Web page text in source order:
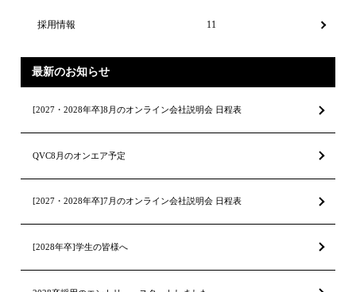
採用情報 11
最新のお知らせ
[2027・2028年卒]8月のオンライン会社説明会 日程表
QVC8月のオンエア予定
[2027・2028年卒]7月のオンライン会社説明会 日程表
[2028年卒]学生の皆様へ